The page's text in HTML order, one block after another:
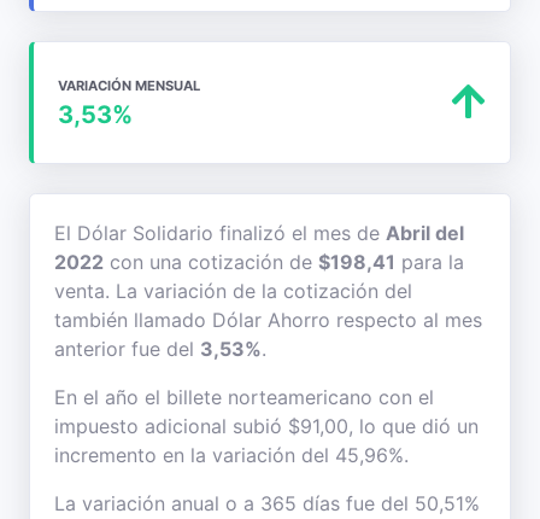
VARIACIÓN MENSUAL
3,53%
El Dólar Solidario finalizó el mes de Abril del
2022 con una cotización de $198,41 para la
venta. La variación de la cotización del
también llamado Dólar Ahorro respecto al mes
anterior fue del 3,53%.
En el año el billete norteamericano con el
impuesto adicional subió $91,00, lo que dió un
incremento en la variación del 45,96%.
La variación anual o a 365 días fue del 50,51%